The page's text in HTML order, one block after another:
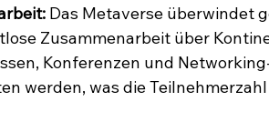
Das Metaverse überwindet
Zusammenarbeit über
Konferenzen und
werden, was die